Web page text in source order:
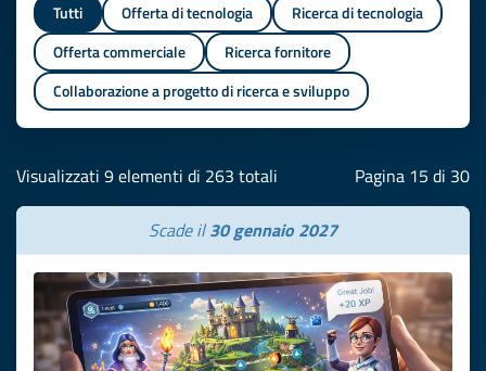
Tutti Offerta di tecnologia
Ricerca di tecnologia
Offerta commerciale
Ricerca fornitore
Collaborazione a progetto di ricerca e sviluppo
Visualizzati 9 elementi di 263 totali Pagina 15 di 30
Scade il30 gennaio 2027